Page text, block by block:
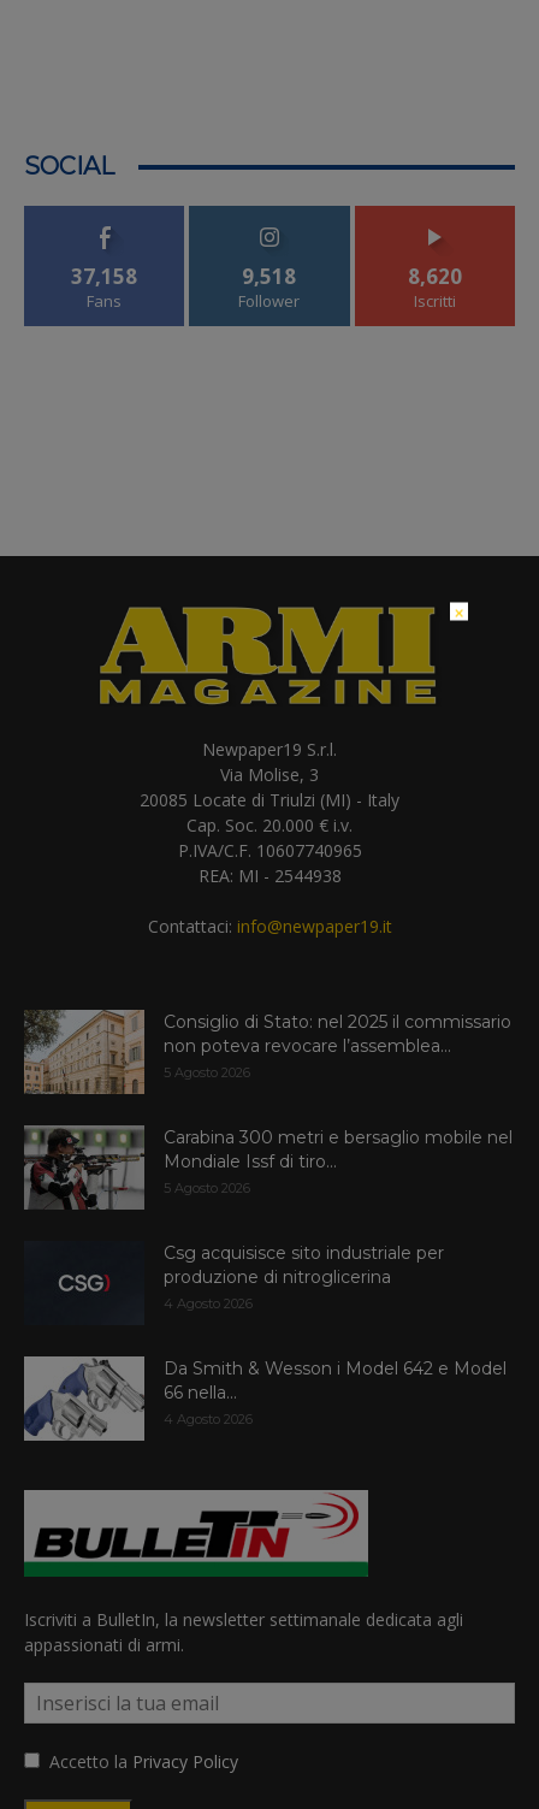
SOCIAL
37,158
Fans
9,518
Follower
8,620
Iscritti
Newpaper19 S.r.l.
Via Molise, 3
20085 Locate di Triulzi (MI) - Italy
Cap. Soc. 20.000 € i.v.
P.IVA/C.F. 10607740965
REA: MI - 2544938
Contattaci: info@newpaper19.it
Consiglio di Stato: nel 2025 il commissario
non poteva revocare l’assemblea...
5 Agosto 2026
Carabina 300 metri e bersaglio mobile nel
Mondiale Issf di tiro...
5 Agosto 2026
Csg acquisisce sito industriale per
produzione di nitroglicerina
4 Agosto 2026
Da Smith & Wesson i Model 642 e Model
66 nella...
4 Agosto 2026
Iscriviti a BulletIn, la newsletter settimanale dedicata agli
appassionati di armi.
Accetto la Privacy Policy
×